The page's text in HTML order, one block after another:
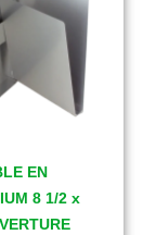
EN
8 1/2 x